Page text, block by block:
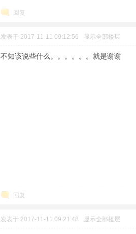
回复
发表于 2017-11-11 09:12:56 显示全部楼层
不知该说些什么。。。。。。就是谢谢
回复
发表于 2017-11-11 09:21:48 显示全部楼层